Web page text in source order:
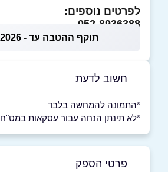
לפרטים נוספים:
052-8936388
תוקף ההטבה עד - 06.09.2026
חשוב לדעת
*התמונה להמחשה בלבד
*לא תינתן הנחה עבור עסקאות במט"ח
פרטי הספק